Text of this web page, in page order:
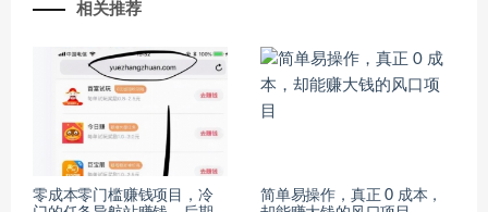
相关推荐
零成本零门槛赚钱项目，冷
简单易操作，真正 0 成本，